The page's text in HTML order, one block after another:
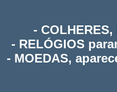
-
- RELÓGIOS
- MOEDAS,